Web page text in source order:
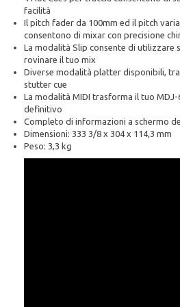
facilità
Il pitch fader da 100mm ed il pitch
consentono di mixar con precisione
La modalità Slip consente di utilizzare
rovinare il tuo mix
Diverse modalità platter disponibili, tra
stutter cue
La modalità MIDI trasforma il tuo
definitivo
Completo di informazioni a schermo
Dimensioni: 333 3/8 x 304 x 114,3 mm
Peso: 3,3 kg